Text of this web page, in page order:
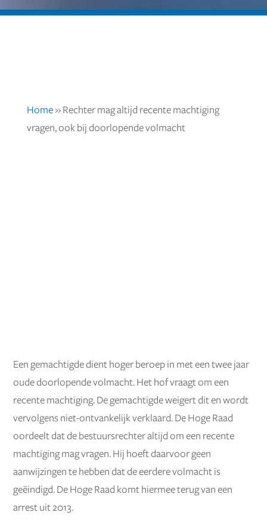
Home» Rechter mag altijd recente machtiging
vragen, ook bij doorlopende volmacht
Een gemachtigde dient hoger beroep in met een twee jaar
oude doorlopende volmacht. Het hof vraagt om een
recente machtiging. De gemachtigde weigert dit en wordt
vervolgens niet-ontvankelijk verklaard. De Hoge Raad
oordeelt dat de bestuursrechter altijd om een recente
machtiging mag vragen. Hij hoeft daarvoor geen
aanwijzingen te hebben dat de eerdere volmacht is
geëindigd. De Hoge Raad komt hiermee terug van een
arrest uit 2013.